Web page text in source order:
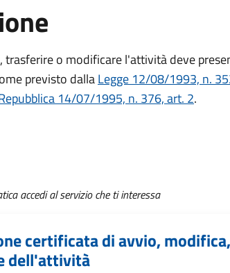
trasferire o modificare l'attività deve
previsto dallaLegge 12/08/1993, n.
14/07/1995, n. 376, art. 2.
accedi al servizio che ti interessa
certificata di avvio,
dell'attività